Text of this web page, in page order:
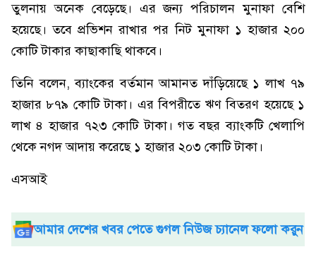
তুলনায় অনেক বেড়েছে। এর জন্য পরিচালন মুনাফা বেশি
হয়েছে। তবে প্রভিশন রাখার পর নিট মুনাফা ১ হাজার ২০০
কোটি টাকার কাছাকাছি থাকবে।
তিনি বলেন, ব্যাংকের বর্তমান আমানত দাঁড়িয়েছে ১ লাখ ৭৯
হাজার ৮৭৯ কোটি টাকা। এর বিপরীতে ঋণ বিতরণ হয়েছে ১
লাখ ৪ হাজার ৭২৩ কোটি টাকা। গত বছর ব্যাংকটি খেলাপি
থেকে নগদ আদায় করেছে ১ হাজার ২০৩ কোটি টাকা।
এসআই
আমার দেশের খবর পেতে গুগল নিউজ চ্যানেল ফলো করুন